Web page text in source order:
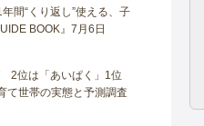
間“くり返し”使える、子
BOOK』7月6日
2位は「あいぱく」1位
て世帯の実態と予測調査